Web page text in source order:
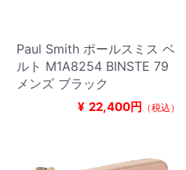
Paul Smith ポールスミス ベ
ルト M1A8254 BINSTE 79
メンズ ブラック
¥ 22,400円 （税込）